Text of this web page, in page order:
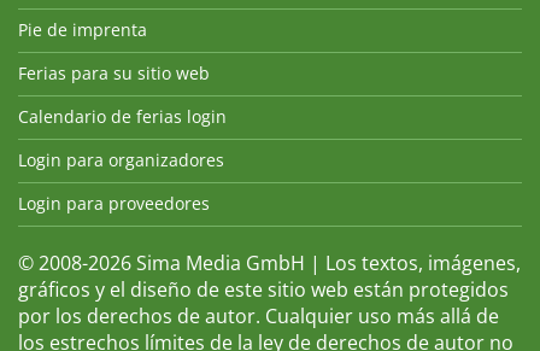
Pie de imprenta
Ferias para su sitio web
Calendario de ferias login
Login para organizadores
Login para proveedores
© 2008-2026 Sima Media GmbH | Los textos, imágenes,
gráficos y el diseño de este sitio web están protegidos
por los derechos de autor. Cualquier uso más allá de
los estrechos límites de la ley de derechos de autor no